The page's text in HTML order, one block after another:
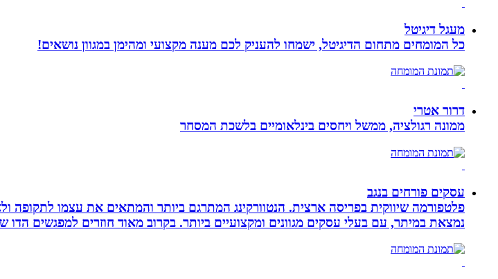
מעגל דיגיטל
כל המומחים מתחום הדיגיטל, ישמחו להעניק לכם מענה מקצועי ומהימן במגוון נושאים!
דרור אטרי
ממונה רגולציה, ממשל ויחסים בינלאומיים בלשכת המסחר
עסקים פורחים בנגב
פלטפורמה שיווקית בפריסה ארצית. הנטוורקינג המתרגם ביותר והמתאים את עצמו לתקופה
נמצאת במיתר, עם בעלי עסקים מגוונים ומקצועיים ביותר. בקרוב מאוד חוזרים למפגשים הדו